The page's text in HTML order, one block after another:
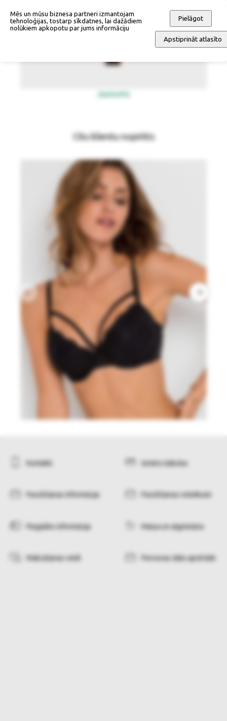
Jaunums
Citu klientu nopirkts
Kontakti Izmēru tabulas
Pasūtīšanas informācija Pasūtīšanas noteikumi
Piegādes informācija Maiņa un atgriešana
Maksāšanas veidi Personas datu apstrāde
Mēs un mūsu biznesa partneri izmantojam
tehnoloģijas, tostarp sīkdatnes, lai dažādiem
nolūkiem apkopotu par jums informāciju
Pielāgot
Apstiprināt atlasīto